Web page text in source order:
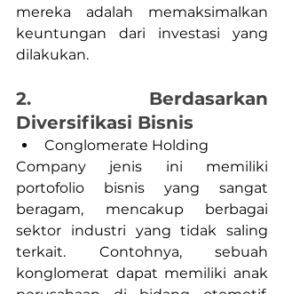
mereka adalah memaksimalkan
keuntungan dari investasi yang
dilakukan.
2. Berdasarkan
Diversifikasi Bisnis
Conglomerate Holding
Company jenis ini memiliki
portofolio bisnis yang sangat
beragam, mencakup berbagai
sektor industri yang tidak saling
terkait. Contohnya, sebuah
konglomerat dapat memiliki anak